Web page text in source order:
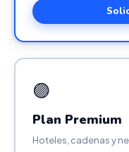
🟣
Plan Premium
Hoteles, cadenas y